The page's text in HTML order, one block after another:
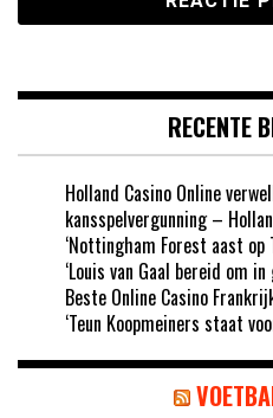
RECENTE
Holland Casino Online
kansspelvergunning –
‘Nottingham Forest aast op
‘Louis van Gaal bereid om
Beste Online Casino
‘Teun Koopmeiners staat